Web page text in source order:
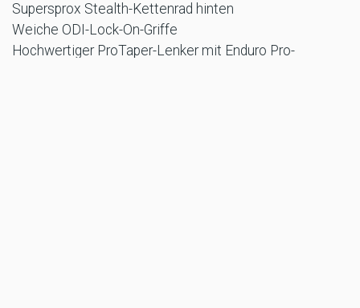
Supersprox Stealth-Kettenrad hinten
Weiche ODI-Lock-On-Griffe
Hochwertiger ProTaper-Lenker mit Enduro Pro-